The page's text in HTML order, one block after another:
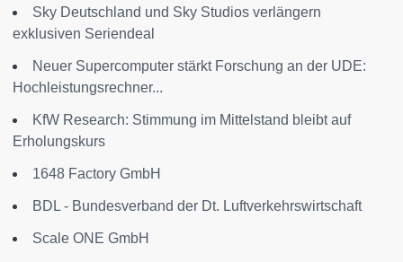
Sky Deutschland und Sky Studios verlängern
exklusiven Seriendeal
Neuer Supercomputer stärkt Forschung an der UDE:
Hochleistungsrechner...
KfW Research: Stimmung im Mittelstand bleibt auf
Erholungskurs
1648 Factory GmbH
BDL - Bundesverband der Dt. Luftverkehrswirtschaft
Scale ONE GmbH